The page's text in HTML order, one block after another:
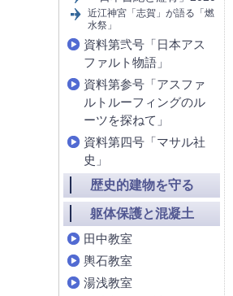
近江神宮「志賀」が語る「燃
水祭」
資料第弐号「日本アス
ファルト物語」
資料第参号「アスファ
ルトルーフィングのル
ーツを探ねて」
資料第四号「マサル社
史」
歴史的建物を守る
躯体保護と混凝土
田中教室
輿石教室
湯浅教室